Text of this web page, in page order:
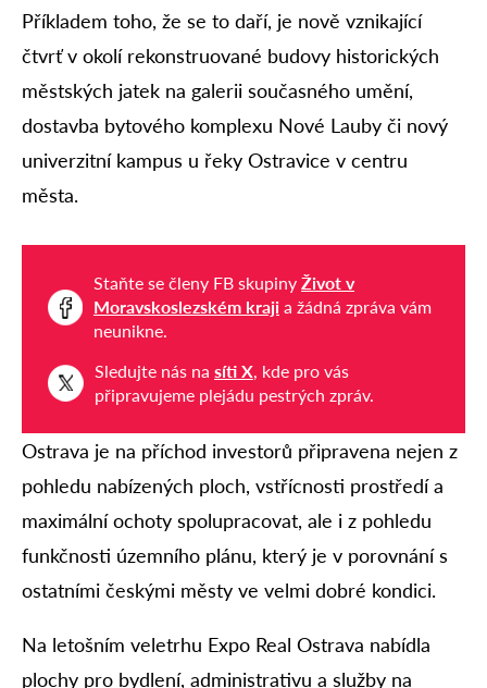
Příkladem toho, že se to daří, je nově vznikající
čtvrť v okolí rekonstruované budovy historických
městských jatek na galerii současného umění,
dostavba bytového komplexu Nové Lauby či nový
univerzitní kampus u řeky Ostravice v centru
města.
Staňte se členy FB skupiny Život v
Moravskoslezském kraji a žádná zpráva vám
neunikne.
Sledujte nás na síti X, kde pro vás
připravujeme plejádu pestrých zpráv.
Ostrava je na příchod investorů připravena nejen z
pohledu nabízených ploch, vstřícnosti prostředí a
maximální ochoty spolupracovat, ale i z pohledu
funkčnosti územního plánu, který je v porovnání s
ostatními českými městy ve velmi dobré kondici.
Na letošním veletrhu Expo Real Ostrava nabídla
plochy pro bydlení, administrativu a služby na